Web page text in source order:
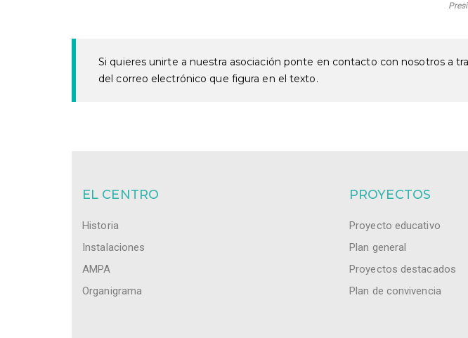
Si quieres unirte a nuestra asociación ponte en contacto con nosotros a
del correo electrónico que figura en el texto.
EL CENTRO
Historia
Instalaciones
AMPA
Organigrama
PROYECTOS
Proyecto educativo
Plan general
Proyectos destacados
Plan de convivencia